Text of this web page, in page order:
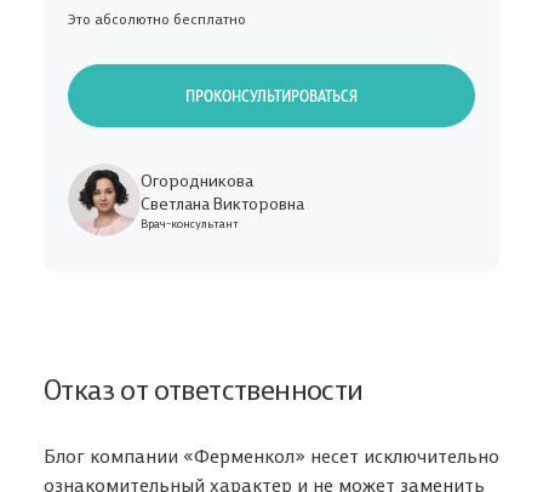
Это абсолютно бесплатно
ПРОКОНСУЛЬТИРОВАТЬСЯ
Огородникова
Светлана Викторовна
Врач-консультант
Отказ от ответственности
Блог компании «Ферменкол» несет исключительно
ознакомительный характер и не может заменить
Введите номер мобильного телефона, чтобы войти либо
В корзине ничего нет
Откройте Каталог, чтобы выбрать нужный товар,
Мы перезвоним и подробно ответим на все ваши
Укажите свой e-mail